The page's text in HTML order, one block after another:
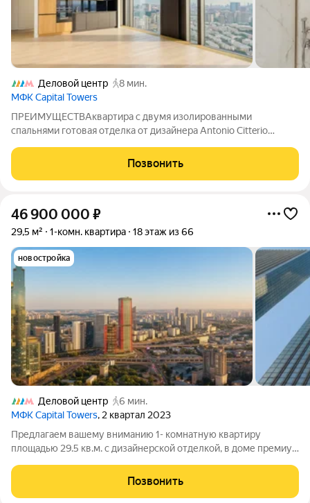
Деловой центр
8 мин.
МФК Capital Towers
ПРЕИМУЩЕСТВАквартира с двумя изолированными
спальнями готовая отделка от дизайнера Antonio Citterio
ЖК премиум класса «Capital Towers» 3-комнатная квартира с
полноценной мастер спальней.
Позвонить
46 900 000 ₽
29,5 м² 1-комн. квартира 18 этаж из 66
новостройка
Деловой центр
6 мин.
МФК Capital Towers, 2 квартал 2023
Предлагаем вашему вниманию 1- комнатную квартиру
площадью 29.5 кв.м. с дизайнерской отделкой, в доме премиум
панорамные окна в пол, премиум отделка и сантехника не
оставит вас равнодушными!
Позвонить